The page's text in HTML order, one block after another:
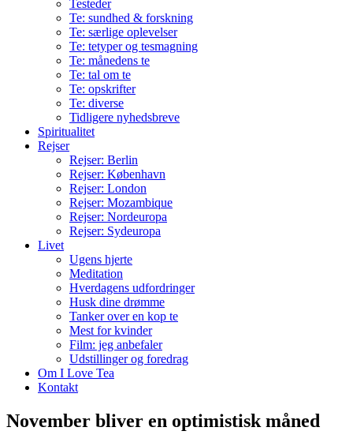
Testeder
Te: sundhed & forskning
Te: særlige oplevelser
Te: tetyper og tesmagning
Te: månedens te
Te: tal om te
Te: opskrifter
Te: diverse
Tidligere nyhedsbreve
Spiritualitet
Rejser
Rejser: Berlin
Rejser: København
Rejser: London
Rejser: Mozambique
Rejser: Nordeuropa
Rejser: Sydeuropa
Livet
Ugens hjerte
Meditation
Hverdagens udfordringer
Husk dine drømme
Tanker over en kop te
Mest for kvinder
Film: jeg anbefaler
Udstillinger og foredrag
Om I Love Tea
Kontakt
November bliver en optimistisk måned